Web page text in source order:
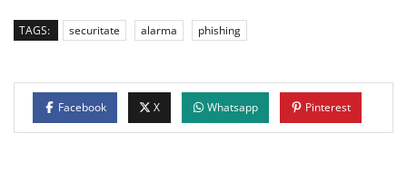
TAGS: securitate alarma phishing
Facebook X Whatsapp Pinterest